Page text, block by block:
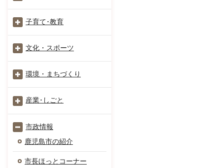
子育て･教育
文化・スポーツ
環境・まちづくり
産業･しごと
市政情報
鹿児島市の紹介
市長ほっとコーナー